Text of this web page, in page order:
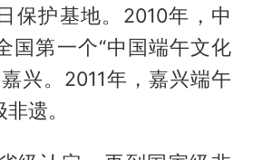
保护基地。2010年，中
国第一个“中国端午文化
兴。2011年，嘉兴端午
遗。